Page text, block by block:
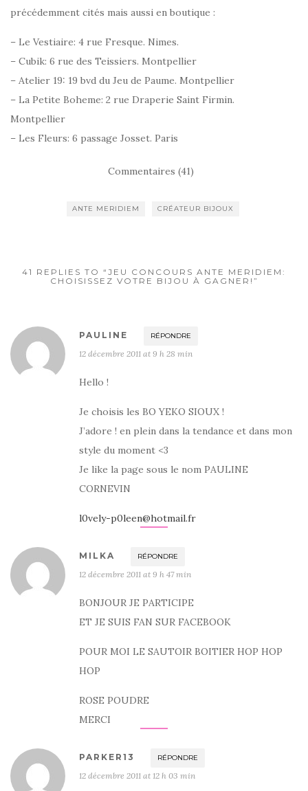
précédemment cités mais aussi en boutique :
– Le Vestiaire: 4 rue Fresque. Nimes.
– Cubik: 6 rue des Teissiers. Montpellier
– Atelier 19: 19 bvd du Jeu de Paume. Montpellier
– La Petite Boheme: 2 rue Draperie Saint Firmin.
Montpellier
– Les Fleurs: 6 passage Josset. Paris
Commentaires (41)
ANTE MERIDIEM CRÉATEUR BIJOUX
41 REPLIES TO “JEU CONCOURS ANTE MERIDIEM:
CHOISISSEZ VOTRE BIJOU À GAGNER!”
PAULINE RÉPONDRE
12 décembre 2011 at 9 h 28 min
Hello !
Je choisis les BO YEKO SIOUX !
J’adore ! en plein dans la tendance et dans mon
style du moment <3
Je like la page sous le nom PAULINE
CORNEVIN
l0vely-p0leen@hotmail.fr
MILKA RÉPONDRE
12 décembre 2011 at 9 h 47 min
BONJOUR JE PARTICIPE
ET JE SUIS FAN SUR FACEBOOK
POUR MOI LE SAUTOIR BOITIER HOP HOP
HOP
ROSE POUDRE
MERCI
PARKER13 RÉPONDRE
12 décembre 2011 at 12 h 03 min